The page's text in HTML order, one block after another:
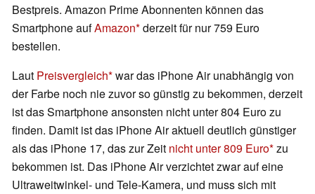
Bestpreis. Amazon Prime Abonnenten können das
Smartphone aufAmazon derzeit für nur 759 Euro
bestellen.
Laut Preisvergleich war das iPhone Air unabhängig von
der Farbe noch nie zuvor so günstig zu bekommen, derzeit
ist das Smartphone ansonsten nicht unter 804 Euro zu
finden. Damit ist das iPhone Air aktuell deutlich günstiger
als das iPhone 17, das zur Zeit nicht unter 809 Euro zu
bekommen ist. Das iPhone Air verzichtet zwar auf eine
Ultraweitwinkel- und Tele-Kamera, und muss sich mit